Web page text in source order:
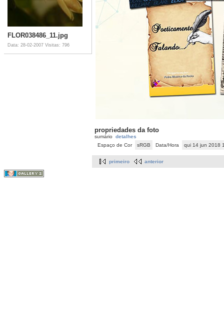
FLOR038486_11.jpg
Data: 28-02-2007 Visitas: 796
propriedades da foto
sumário detalhes
Espaço de Cor
sRGB Data/Hora qui 14 jun 2018
primeiro anterior